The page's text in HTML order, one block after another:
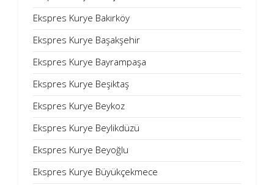
Ekspres Kurye Bakırköy
Ekspres Kurye Başakşehir
Ekspres Kurye Bayrampaşa
Ekspres Kurye Beşiktaş
Ekspres Kurye Beykoz
Ekspres Kurye Beylikdüzü
Ekspres Kurye Beyoğlu
Ekspres Kurye Büyükçekmece